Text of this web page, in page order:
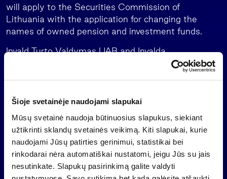
Šioje svetainėje naudojami slapukai
Mūsų svetainė naudoja būtinuosius slapukus, siekiant
užtikrinti sklandų svetainės veikimą. Kiti slapukai, kurie
naudojami Jūsų patirties gerinimui, statistikai bei
rinkodarai nėra automatiškai nustatomi, jeigu Jūs su jais
nesutinkate. Slapukų pasirinkimą galite valdyti
will apply to the Securities Commission of
Lithuania with the application for changing the
names of owned pension and investment funds.
Invald Turto Valdymas UAB and Invalda
Nekilnojamojo Turto Valdymas UAB agreement
conditions made between clients or partners will
Back